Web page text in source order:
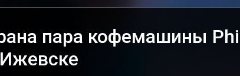
пара кофемашины